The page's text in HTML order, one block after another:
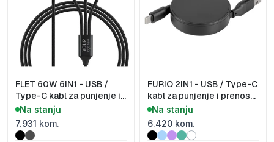
FLET 60W 6IN1 - USB /
Type-C kabl za punjenje i
prenos podataka, 6 u 1,
60W
Na stanju
7.931 kom.
FURIO 2IN1 - USB / Type-C
kabl za punjenje i prenos
podataka, 2 u 1, 240W
Na stanju
6.420 kom.